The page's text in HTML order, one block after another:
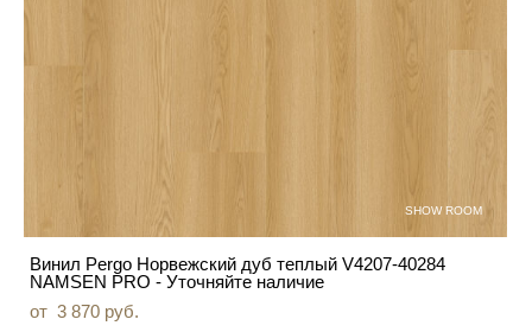
SHOW ROOM
Винил Pergo Норвежский дуб теплый V4207-40284
NAMSEN PRO - Уточняйте наличие
от 3 870 pуб.